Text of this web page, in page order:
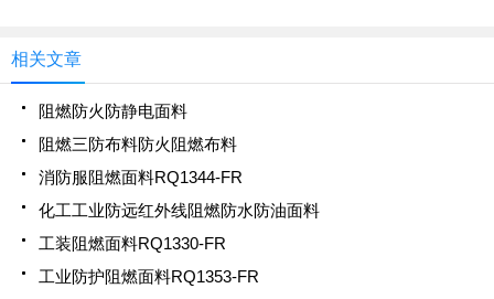
相关文章
阻燃防火防静电面料
阻燃三防布料防火阻燃布料
消防服阻燃面料RQ1344-FR
化工工业防远红外线阻燃防水防油面料
工装阻燃面料RQ1330-FR
工业防护阻燃面料RQ1353-FR